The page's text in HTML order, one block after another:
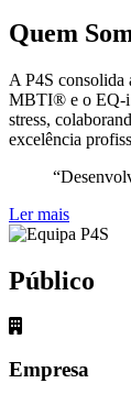
Quem
A P4S consolida
MBTI® e o EQ-i
stress,
excelência
Ler mais
Público
Empresa